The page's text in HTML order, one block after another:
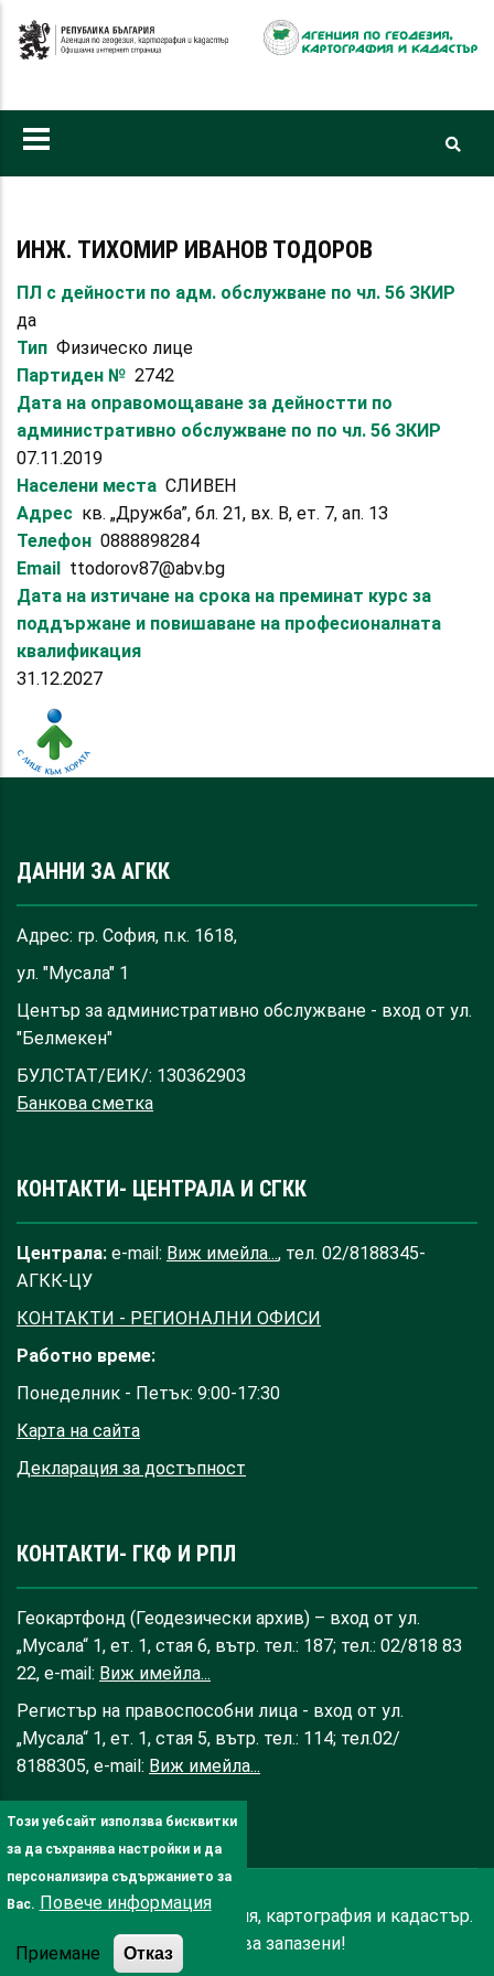
към
ИНЖ. ТИХОМИР ИВАНОВ ТОДОРОВ
ПЛ с дейности по адм. обслужване по чл. 56 ЗКИР
да
Тип Физическо лице
Партиден № 2742
Дата на оправомощаване за дейностти по
административно обслужване по по чл. 56 ЗКИР
07.11.2019
Населени места СЛИВЕН
Адрес кв. „Дружба”, бл. 21, вх. В, ет. 7, ап. 13
Телефон 0888898284
Email
ttodorov87@abv.bg
Дата на изтичане на срока на преминат курс за
поддържане и повишаване на професионалната
квалификация
31.12.2027
ДАННИ ЗА АГКК
Адрес: гр. София, п.к. 1618,
ул. "Мусала" 1
Център за административно обслужване - вход от ул.
"Белмекен"
БУЛСТАТ/ЕИК/: 130362903
Банкова сметка
КОНТАКТИ- ЦЕНТРАЛА И СГКК
Централа: e-mail: Виж имейла..., тел. 02/8188345-
АГКК-ЦУ
КОНТАКТИ - РЕГИОНАЛНИ ОФИСИ
Работно време:
Понеделник - Петък: 9:00-17:30
Карта на сайта
Декларация за достъпност
КОНТАКТИ- ГКФ И РПЛ
Геокартфонд (Геодезически архив) – вход от ул.
„Мусала“ 1, ет. 1, стая 6, вътр. тел.: 187; тел.: 02/818 83
22, e-mail: Виж имейла...
Регистър на правоспособни лица - вход от ул.
„Мусала“ 1, ет. 1, стая 5, вътр. тел.: 114; тел.02/
8188305, e-mail: Виж имейла...
© 2025 Агенция по геодезия, картография и кадастър.
Всички права запазени!
Този уебсайт използва бисквитки
за да съхранява настройки и да
персонализира съдържанието за
Вас. Повече информация
Приемане Отказ